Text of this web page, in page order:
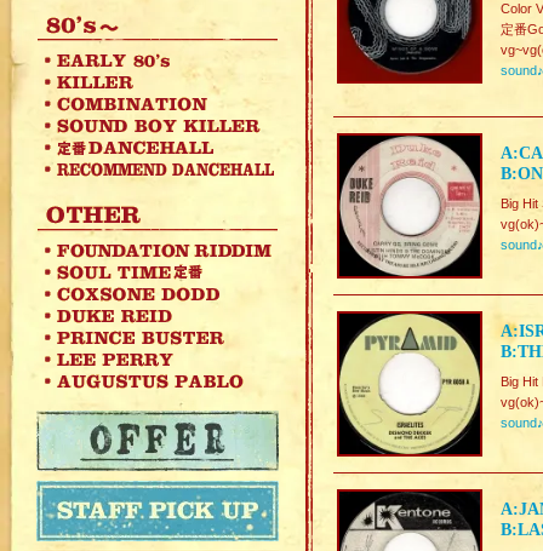
Color
定番
sound♪
Big Hit
sound♪
Big Hit
sound♪